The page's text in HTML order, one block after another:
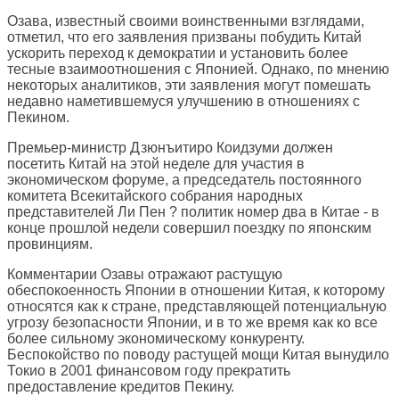
Озава, известный своими воинственными взглядами,
отметил, что его заявления призваны побудить Китай
ускорить переход к демократии и установить более
тесные взаимоотношения с Японией. Однако, по мнению
некоторых аналитиков, эти заявления могут помешать
недавно наметившемуся улучшению в отношениях с
Пекином.
Премьер-министр Дзюнъитиро Коидзуми должен
посетить Китай на этой неделе для участия в
экономическом форуме, а председатель постоянного
комитета Всекитайского собрания народных
представителей Ли Пен ? политик номер два в Китае - в
конце прошлой недели совершил поездку по японским
провинциям.
Комментарии Озавы отражают растущую
обеспокоенность Японии в отношении Китая, к которому
относятся как к стране, представляющей потенциальную
угрозу безопасности Японии, и в то же время как ко все
более сильному экономическому конкуренту.
Беспокойство по поводу растущей мощи Китая вынудило
Токио в 2001 финансовом году прекратить
предоставление кредитов Пекину.